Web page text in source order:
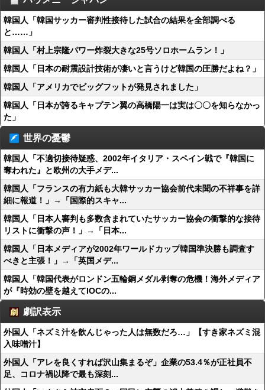
韓国人「韓国サッカー審判性接待した試合の結果を全部調べる
と……」
韓国人「村上宗隆パワー炸裂大きな25号ソロホームラン！」
韓国人「日本の耐震設計技術が凄いと言うけど韓国の圧勝だよね？」
韓国人「アメリカでビッグフットが発見されました」
韓国人「日本が誇るキャプテン翼の高橋陽一は実は〇〇を知らなかっ
た」
世界の憂鬱
韓国人「不適切接待疑惑、2002年イタリア・スペイン戦で『韓国に
奪われた』と欧州の大手メデ...
韓国人「フランスの有力紙も大韓サッカー協会前代未聞の不祥事を詳
細に報道！」→「国際的スキャ...
韓国人「日本人審判も多数含まれていたサッカー協会の衝撃的な接待
リストに衝撃の声！」→「日本...
韓国人「日本メディアが2002年ワールドカップ韓国準決勝も調査す
べきと主張！」→「英国メデ...
韓国人「韓国代表がロンドン五輪銅メダル剥奪の危機！海外メディア
が『時効の壁を越えてIOCの...
劇訳表示
外国人「ネズミ汁を飲んじゃった人は無数だろ…」【すき家ネズミ混
入味噌汁】
外国人「アレを良くすれば沢山集まるぞ」企業の53.4％が正社員不
足、コロナ禍以降で最も深刻...